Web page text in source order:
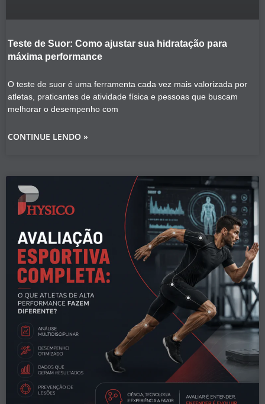
Teste de Suor: Como ajustar sua hidratação para
máxima performance
O teste de suor é uma ferramenta cada vez mais valorizada por
atletas, praticantes de atividade física e pessoas que buscam
melhorar o desempenho com
CONTINUE LENDO »